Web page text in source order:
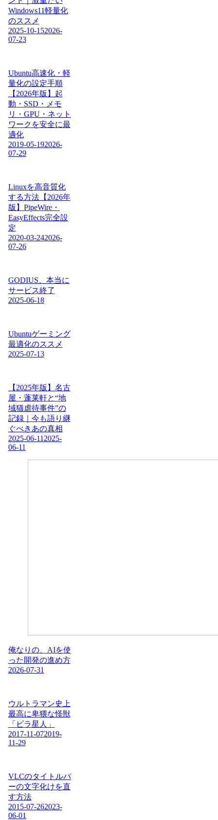
Windows11軽量化
のススメ
2025-10-152026-
07-23
Ubuntu高速化・軽
量化の設定手順
【2026年版】起
動・SSD・メモ
リ・GPU・ネット
ワークを安全に最
適化
2019-05-192026-
07-29
Linuxを高音質化
する方法【2026年
版】PipeWire・
EasyEffects完全設
定
2020-03-242026-
07-26
GODIUS、本当に
サービス終了
2025-06-18
Ubuntuゲーミング
最適化のススメ
2025-07-13
【2025年版】名古
屋・蓬莱軒と“地
域猫虐待事件”の
記録｜今も語り継
ぐべきあの真相
2025-06-11 2025-
06-11
俺なりの、AIを使
った開発の進め方
2026-07-31
ウルトラマン史上
最高に卑猥な怪獣
「ビラ星人」
2017-11-072019-
11-29
VLCのタイトルバ
ーの文字化けを直
す方法
2015-07-262023-
06-01